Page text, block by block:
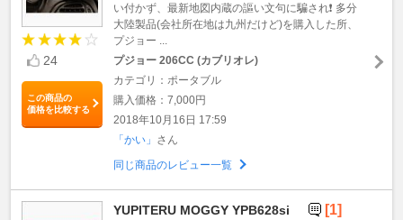
24
この商品の
価格を比較する
い付かず、最新地図内蔵の謳い文句に騙され❗ 多分
大陸製品(会社所在地は九州だけど)を購入した所、
プジョー ...
プジョー 206CC (カブリオレ)
カテゴリ：ポータブル
購入価格：7,000円
2018年10月16日 17:59
「かい」 さん
同じ商品のレビュー一覧
YUPITERU MOGGY YPB628si [1]